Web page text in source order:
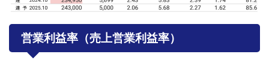
営業利益率（売上営業利益率）